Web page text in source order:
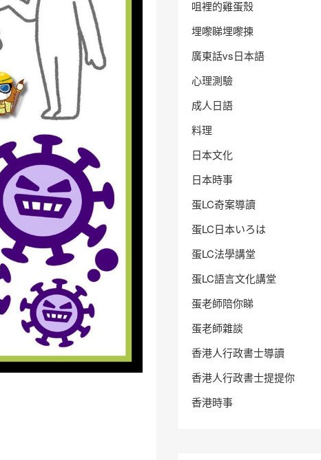
咀裡的雞蛋殼
埋嚟睇埋嚟揀
廣東話vs日本語
心理測驗
成人日語
料理
日本文化
日本時事
蛋LC奇案導讀
蛋LC日本いろは
蛋LC法學講堂
蛋LC語言文化講堂
蛋老師陪你睇
蛋老師雜談
香港人行政書士導讀
香港人行政書士提提你
香港時事